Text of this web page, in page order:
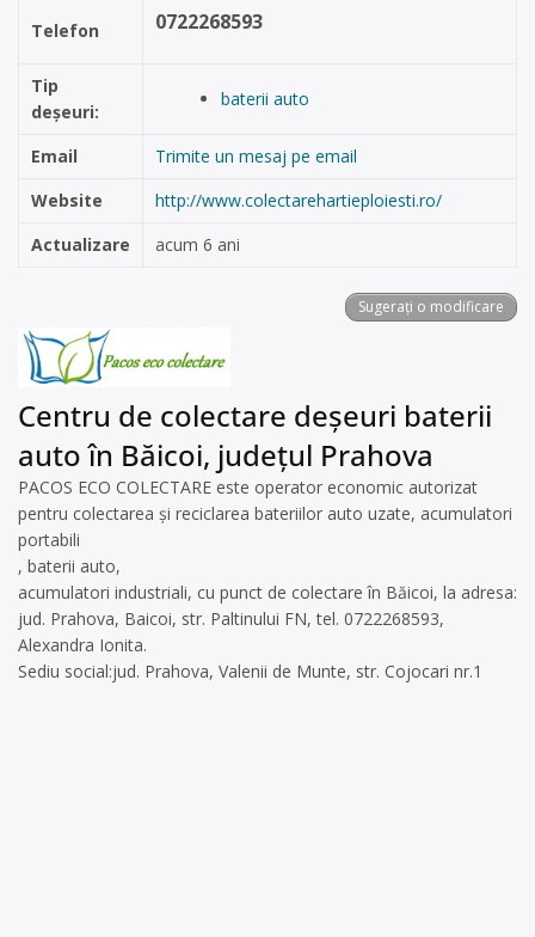
Telefon 0722268593
Tip
deșeuri:
baterii auto
Email
Trimite un mesaj pe email
Website
http://www.colectarehartieploiesti.ro/
Actualizare
acum 6 ani
Sugerați o modificare
Centru de colectare deșeuri baterii
auto în Băicoi, județul Prahova
PACOS ECO COLECTARE este operator economic autorizat
pentru colectarea și reciclarea bateriilor auto uzate, acumulatori
portabili
, baterii auto,
acumulatori industriali, cu punct de colectare în Băicoi, la adresa:
jud. Prahova, Baicoi, str. Paltinului FN, tel. 0722268593,
Alexandra Ionita.
Sediu social:jud. Prahova, Valenii de Munte, str. Cojocari nr.1